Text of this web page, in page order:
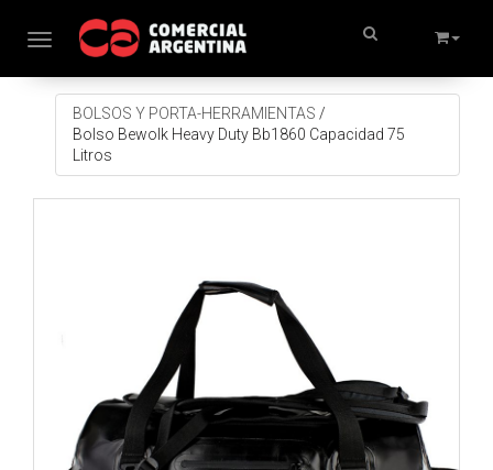
Toggle navigation
BOLSOS Y PORTA-HERRAMIENTAS /
Bolso Bewolk Heavy Duty Bb1860 Capacidad 75
Litros